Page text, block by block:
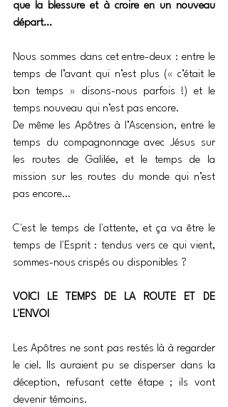
que la blessure et à croire en un nouveau
départ…
Nous sommes dans cet entre-deux : entre le
temps de l’avant qui n’est plus (« c’était le
bon temps » disons-nous parfois !) et le
temps nouveau qui n’est pas encore.
De même les Apôtres à l’Ascension, entre le
temps du compagnonnage avec Jésus sur
les routes de Galilée, et le temps de la
mission sur les routes du monde qui n’est
pas encore…
C'est le temps de l'attente, et ça va être le
temps de l'Esprit : tendus vers ce qui vient,
sommes-nous crispés ou disponibles ?
VOICI LE TEMPS DE LA ROUTE ET DE
L'ENVOI
Les Apôtres ne sont pas restés là à regarder
le ciel. Ils auraient pu se disperser dans la
déception, refusant cette étape ; ils vont
devenir témoins.